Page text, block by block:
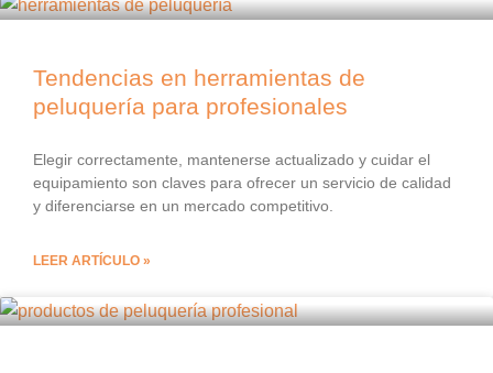
Tendencias en herramientas de
peluquería para profesionales
Elegir correctamente, mantenerse actualizado y cuidar el
equipamiento son claves para ofrecer un servicio de calidad
y diferenciarse en un mercado competitivo.
LEER ARTÍCULO »